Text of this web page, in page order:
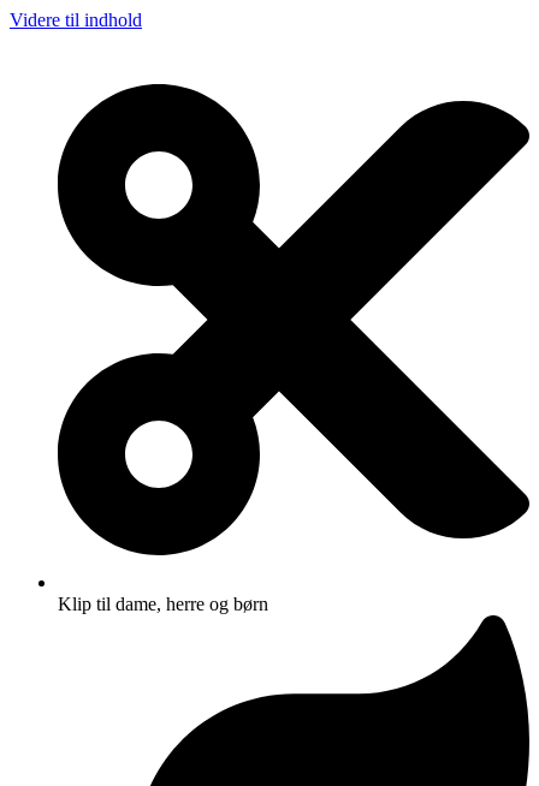
Videre til indhold
Klip til dame, herre og børn